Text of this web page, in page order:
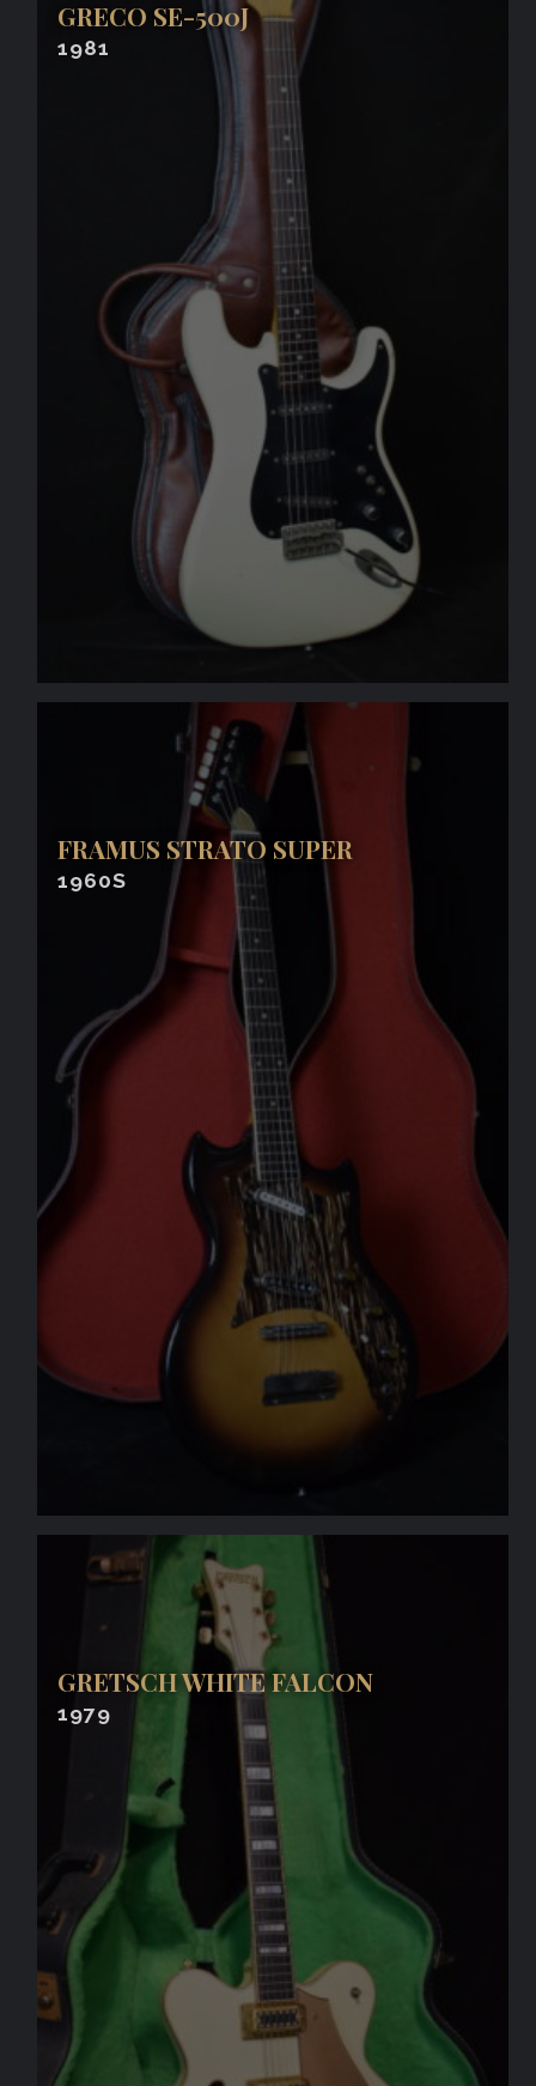
GRECO SE-500J
1981
FRAMUS STRATO SUPER
1960S
GRETSCH WHITE FALCON
1979